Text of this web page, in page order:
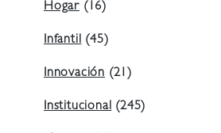
Hogar (16)
Infantil(45)
Innovación (21)
Institucional(245)